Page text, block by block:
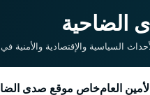
الضاحية
السياسية والإقتصادية والأمنية في
الأمين العامخاص موقع صدى